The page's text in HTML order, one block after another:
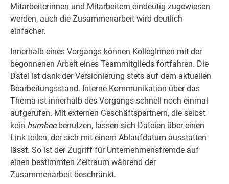
Mitarbeiterinnen und Mitarbeitern eindeutig zugewiesen
werden, auch die Zusammenarbeit wird deutlich
einfacher.
Innerhalb eines Vorgangs können KollegInnen mit der
begonnenen Arbeit eines Teammitglieds fortfahren. Die
Datei ist dank der Versionierung stets auf dem aktuellen
Bearbeitungsstand. Interne Kommunikation über das
Thema ist innerhalb des Vorgangs schnell noch einmal
aufgerufen. Mit externen Geschäftspartnern, die selbst
kein humbeebenutzen, lassen sich Dateien über einen
Link teilen, der sich mit einem Ablaufdatum ausstatten
lässt. So ist der Zugriff für Unternehmensfremde auf
einen bestimmten Zeitraum während der
Zusammenarbeit beschränkt.